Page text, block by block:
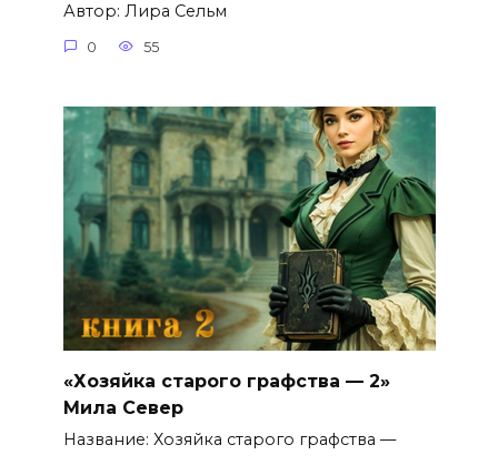
Автор: Лира Сельм
0 55
«Хозяйка старого графства — 2»
Мила Север
Название: Хозяйка старого графства —